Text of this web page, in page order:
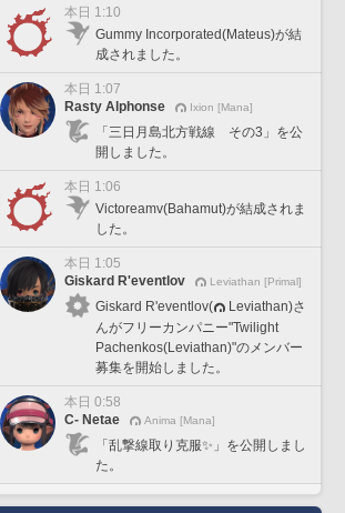
本日 1:10
Gummy Incorporated(Mateus)が結
成されました。
本日 1:07
Rasty Alphonse
Ixion [Mana]
「三日月島北方戦線 その3」を公
開しました。
本日 1:06
Victoreamv(Bahamut)が結成されま
した。
本日 1:05
Giskard R'eventlov
Leviathan [Primal]
Giskard R'eventlov(
Leviathan)さ
んがフリーカンパニー"Twilight
Pachenkos(Leviathan)"のメンバー
募集を開始しました。
本日 0:58
C- Netae
Anima [Mana]
「乱撃線取り克服✨」を公開しまし
た。